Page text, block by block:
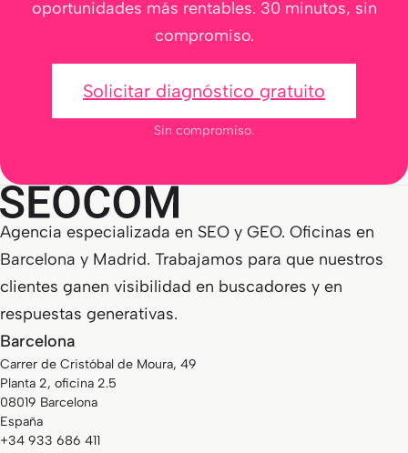
oportunidades más rentables. 30 minutos, sin
compromiso.
Solicitar diagnóstico gratuito
Sin compromiso.
Agencia especializada en SEO y GEO. Oficinas en
Barcelona y Madrid. Trabajamos para que nuestros
clientes ganen visibilidad en buscadores y en
respuestas generativas.
Barcelona
Carrer de Cristóbal de Moura, 49
Planta 2, oficina 2.5
08019 Barcelona
España
+34 933 686 411